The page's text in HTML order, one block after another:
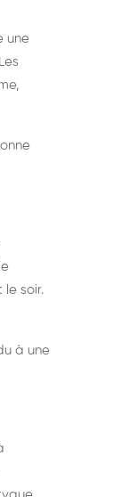
une
soir.
à une